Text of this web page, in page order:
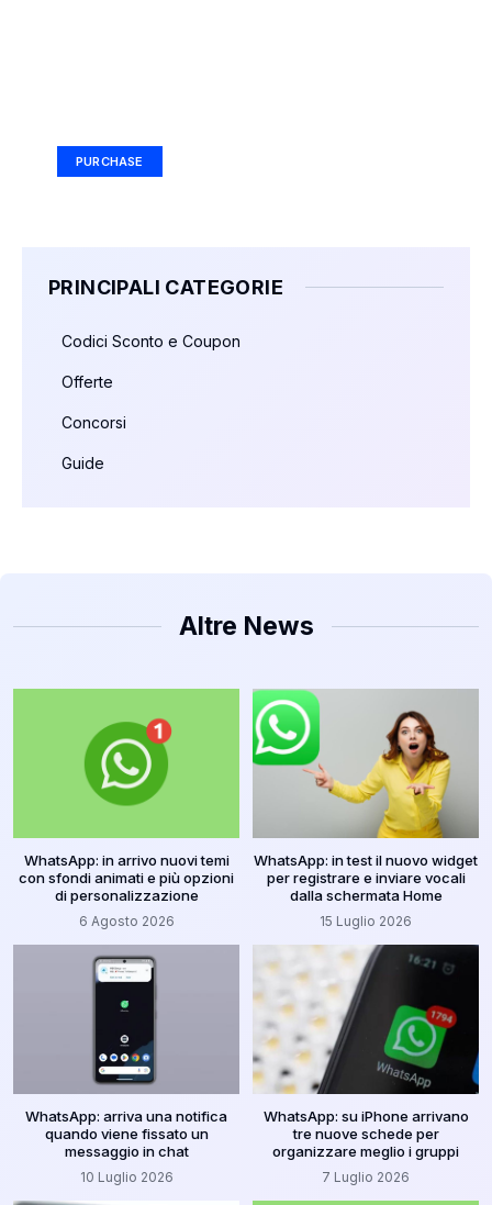
PURCHASE
PRINCIPALI CATEGORIE
Codici Sconto e Coupon
Offerte
Concorsi
Guide
Altre News
WhatsApp: in arrivo nuovi temi
con sfondi animati e più opzioni
di personalizzazione
6 Agosto 2026
WhatsApp: in test il nuovo widget
per registrare e inviare vocali
dalla schermata Home
15 Luglio 2026
WhatsApp: arriva una notifica
quando viene fissato un
messaggio in chat
10 Luglio 2026
WhatsApp: su iPhone arrivano
tre nuove schede per
organizzare meglio i gruppi
7 Luglio 2026